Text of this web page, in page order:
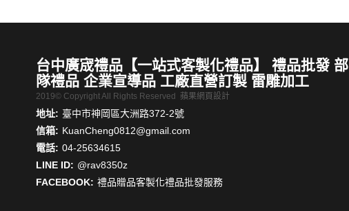
台中廣宬禮品【一站式客製化禮品】 禮品批發 部
隊禮品 企業宣導品 工廠直營訂製 雷雕加工
2019© Copyright All Rights Reserved 蘋果網頁設計
地址: 臺中市神岡區大洲路372-2號
信箱: KuanCheng0812@gmail.com
電話: 04-25634615
LINE ID: @rav8350z
FACEBOOK: 禮品贈品客製化禮品批發服務